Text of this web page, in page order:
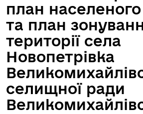
план
та план
території села
Новопетрівка
селищної ради